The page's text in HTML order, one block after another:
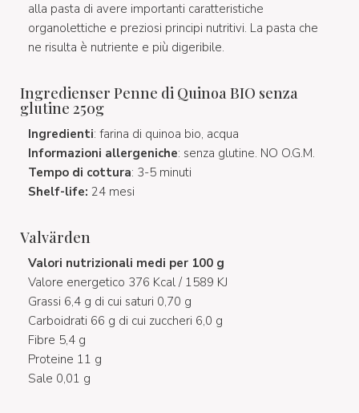
alla pasta di avere importanti caratteristiche
organolettiche e preziosi principi nutritivi. La pasta che
ne risulta è nutriente e più digeribile.
Ingredienser Penne di Quinoa BIO senza
glutine 250g
Ingredienti: farina di quinoa bio, acqua
Informazioni allergeniche: senza glutine. NO O.G.M.
Tempo di cottura: 3-5 minuti
Shelf-life: 24 mesi
Valvärden
Valori nutrizionali medi per 100 g
Valore energetico 376 Kcal / 1589 KJ
Grassi 6,4 g di cui saturi 0,70 g
Carboidrati 66 g di cui zuccheri 6,0 g
Fibre 5,4 g
Proteine 11 g
Sale 0,01 g